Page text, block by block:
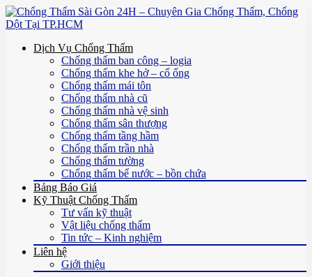
Dịch Vụ Chống Thấm
Chống thấm ban công – logia
Chống thấm khe hở – cổ ống
Chống thấm mái tôn
Chống thấm nhà cũ
Chống thấm nhà vệ sinh
Chống thấm sân thượng
Chống thấm tầng hầm
Chống thấm trần nhà
Chống thấm tường
Chống thấm bể nước – bồn chứa
Bảng Báo Giá
Kỹ Thuật Chống Thấm
Tư vấn kỹ thuật
Vật liệu chống thấm
Tin tức – Kinh nghiệm
Liên hệ
Giới thiệu